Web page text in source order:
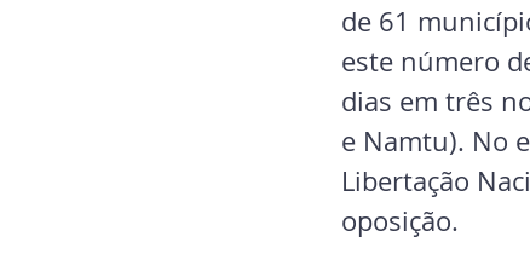
de 61
este número
dias em três
e Namtu). No
Libertação
oposição.